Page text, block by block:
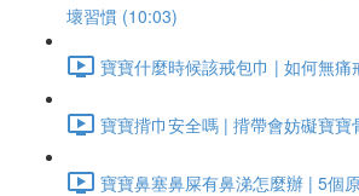
壞習慣 (10:03)
寶寶什麼時候該戒包巾 | 如何無痛
寶寶揹巾安全嗎 | 揹帶會妨礙寶寶
寶寶鼻塞鼻屎有鼻涕怎麼辦 | 5個